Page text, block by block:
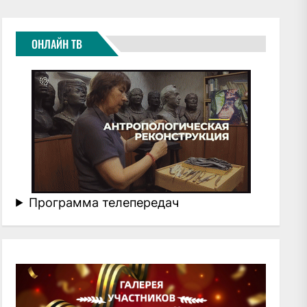
ОНЛАЙН ТВ
Программа телепередач